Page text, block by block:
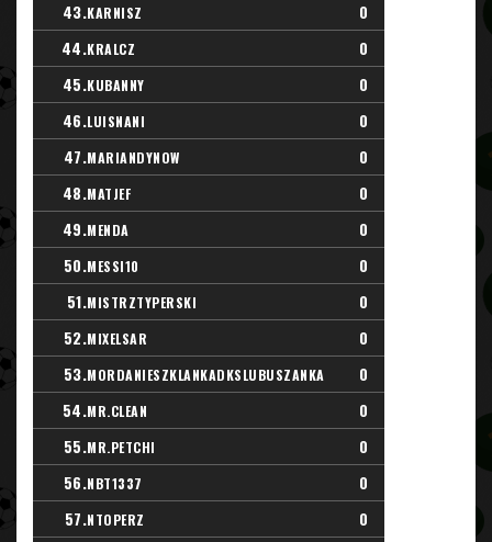
43.KARNISZ
0
44.KRALCZ
0
45.KUBANNY
0
46.LUISNANI
0
47.MARIANDYNOW
0
48.MATJEF
0
49.MENDA
0
50.MESSI10
0
51.MISTRZTYPERSKI
0
52.MIXELSAR
0
53.MORDANIESZKLANKADKSLUBUSZANKA
0
54.MR.CLEAN
0
55.MR.PETCHI
0
56.NBT1337
0
57.NTOPERZ
0